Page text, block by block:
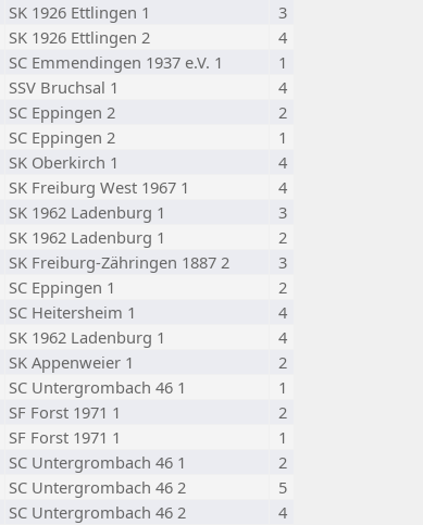
SK 1926 Ettlingen 1
3
SK 1926 Ettlingen 2
4
SC Emmendingen 1937 e.V. 1
1
SSV Bruchsal 1
4
SC Eppingen 2
2
SC Eppingen 2
1
SK Oberkirch 1
4
SK Freiburg West 1967 1
4
SK 1962 Ladenburg 1
3
SK 1962 Ladenburg 1
2
SK Freiburg-Zähringen 1887 2
3
SC Eppingen 1
2
SC Heitersheim 1
4
SK 1962 Ladenburg 1
4
SK Appenweier 1
2
SC Untergrombach 46 1
1
SF Forst 1971 1
2
SF Forst 1971 1
1
SC Untergrombach 46 1
2
SC Untergrombach 46 2
5
SC Untergrombach 46 2
4